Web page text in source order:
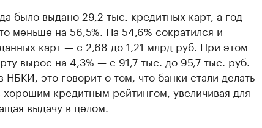
было выдано 29,2 тыс. кредитных карт, а год
меньше на 56,5%. На 54,6% сократился и
карт — с 2,68 до 1,21 млрд руб. При этом
вырос на 4,3% — с 91,7 тыс. до 95,7 тыс. руб.
это говорит о том, что банки стали делать
хорошим кредитным рейтингом, увеличивая для
выдачу в целом.